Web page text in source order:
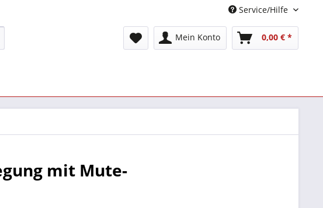
Service/Hilfe
Mein Konto 0,00 € *
mit Mute-